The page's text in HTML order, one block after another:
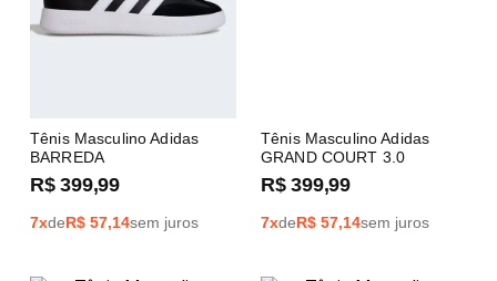
Tênis Masculino Adidas
BARREDA
R$ 399,99
7xdeR$ 57,14sem juros
Tênis Masculino Adidas
GRAND COURT 3.0
R$ 399,99
7xdeR$ 57,14sem juros